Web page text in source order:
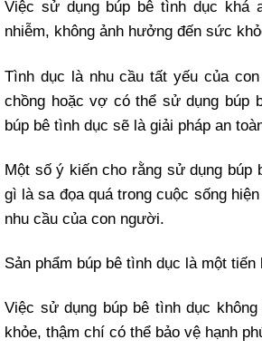
Việc sử dụng búp bê tình dục khá
nhiễm, không ảnh hưởng đến sức
Tình dục là nhu cầu tất yếu của
chồng hoặc vợ có thể sử dụng búp
búp bê tình dục sẽ là giải pháp an
Một số ý kiến cho rằng sử dụng búp
gì là sa đọa quá trong cuộc sống
nhu cầu của con người.
Sản phẩm búp bê tình dục là một
Việc sử dụng búp bê tình dục
khỏe, thậm chí có thể bảo vệ hạnh